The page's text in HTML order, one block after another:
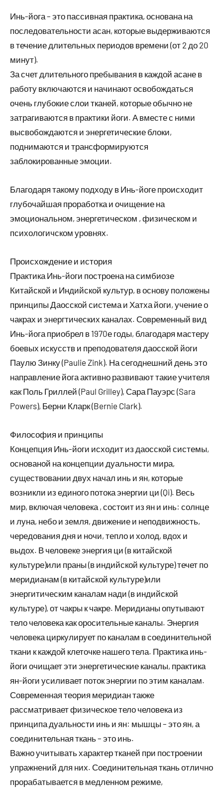
Инь-йога – это пассивная практика, основана на
последовательности асан, которые выдерживаются
в течение длительных периодов времени (от 2 до 20
минут).
За счет длительного пребывания в каждой асане в
работу включаются и начинают освобождаться
очень глубокие слои тканей, которые обычно не
затрагиваются в практики йоги. А вместе с ними
высвобождаются и энергетические блоки,
поднимаются и трансформируются
заблокированные эмоции.
Благодаря такому подходу в Инь-йоге происходит
глубочайшая проработка и очищение на
эмоциональном, энергетическом , физическом и
психологичском уровнях.
Происхождение и история
Практика Инь-йоги построена на симбиозе
Китайской и Индийской культур, в основу положены
принципы Даосской система и Хатха йоги, учение о
чакрах и энергтических каналах. Современный вид
Инь-йога приобрел в 1970е годы, благодаря мастеру
боевых искусств и преподователя даосской йоги
Паулю Зинку (Paulie Zink). На сегоднешний день это
направление йога активно развивают такие учителя
как Поль Гриллей (Paul Grilley), Сара Пауэрс (Sara
Powers), Берни Кларк (Bernie Clark).
Философия и принципы
Концепция Инь-йоги исходит из даосской системы,
основаной на концепции дуальности мира,
существовании двух начал инь и ян, которые
возникли из единого потока энергии ци (Qi). Весь
мир, включая человека , состоит из ян и инь: солнце
и луна, небо и земля, движение и неподвижность,
чередования дня и ночи, тепло и холод, вдох и
выдох. В человеке энергия ци (в китайской
культуре)или праны (в индийской культуре) течет по
меридианам (в китайской культуре)или
энергитическим каналам нади (в индийской
культуре), от чакры к чакре. Меридианы опутывают
тело человека как оросительные каналы. Энергия
человека циркулирует по каналам в соединительной
ткани к каждой клеточке нашего тела. Практика инь-
йоги очищает эти энергетические каналы, практика
ян-йоги усиливает поток энергии по этим каналам.
Современная теория меридиан также
рассматривает физическое тело человека из
принципа дуальности инь и ян: мышцы – это ян, а
соединительная ткань – это инь.
Важно учитывать характер тканей при построении
упражнений для них. Соединительная ткань отлично
прорабатывается в медленном режиме,